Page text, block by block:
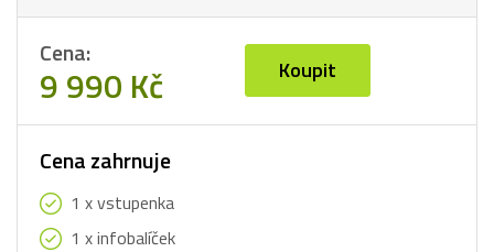
Cena:
9 990 Kč Koupit
Cena zahrnuje
1 x vstupenka
1 x infobalíček